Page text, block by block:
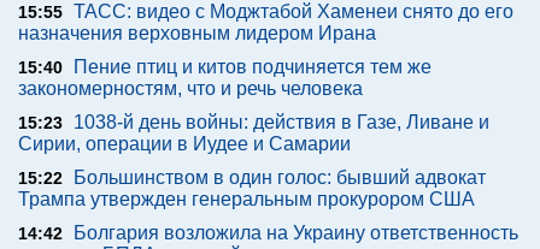
15:55 ТАСС: видео с Моджтабой Хаменеи снято до его
назначения верховным лидером Ирана
15:40
Пение птиц и китов подчиняется тем же
закономерностям, что и речь человека
15:23
1038-й день войны: действия в Газе, Ливане и
Сирии, операции в Иудее и Самарии
15:22
Большинством в один голос: бывший адвокат
Трампа утвержден генеральным прокурором США
14:42
Болгария возложила на Украину ответственность